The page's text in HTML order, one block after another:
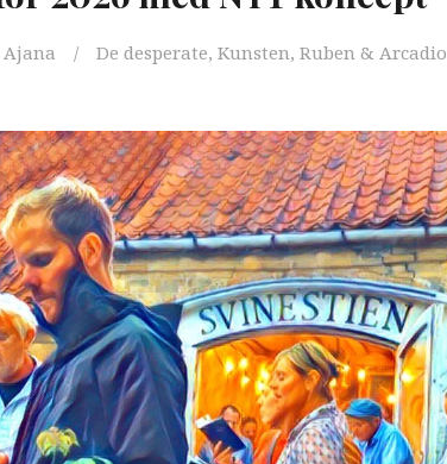
De desperate, Kunsten, Ruben & Arcadio